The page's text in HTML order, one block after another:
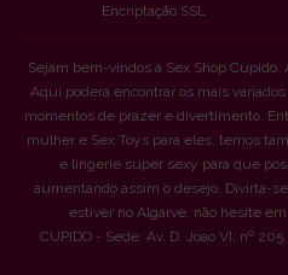
Encriptação SSL
Sejam bem-vindos à Sex Shop
Aqui poderá encontrar os mais
momentos de prazer e divertimento.
mulher e Sex Toys para eles, temos
e lingerie super sexy para que
aumentando assim o desejo. Divirta-
estiver no Algarve, não hesite
CUPIDO - Sede: Av. D. Joao VI, nº